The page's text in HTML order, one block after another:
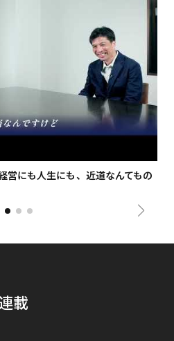
営にも人生にも、近道なんてもの
載